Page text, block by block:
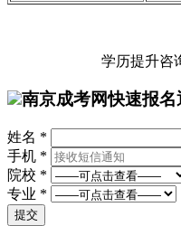
学历提升咨
南京成考网快速报名
姓名 *
手机 *
院校 *
专业 *